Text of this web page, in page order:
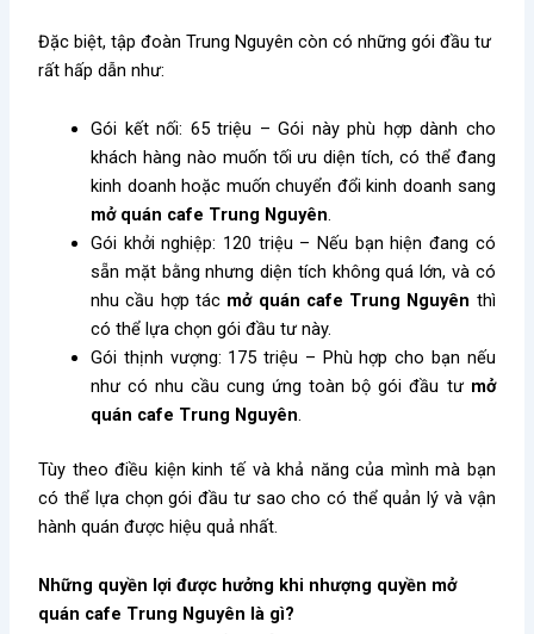
Đặc biệt, tập đoàn Trung Nguyên còn có những gói đầu tư
rất hấp dẫn như:
Gói kết nối: 65 triệu – Gói này phù hợp dành cho
khách hàng nào muốn tối ưu diện tích, có thể đang
kinh doanh hoặc muốn chuyển đổi kinh doanh sang
mở quán cafe Trung Nguyên.
Gói khởi nghiệp: 120 triệu – Nếu bạn hiện đang có
sẵn mặt bằng nhưng diện tích không quá lớn, và có
nhu cầu hợp tác mở quán cafe Trung Nguyên thì
có thể lựa chọn gói đầu tư này.
Gói thịnh vượng: 175 triệu – Phù hợp cho bạn nếu
như có nhu cầu cung ứng toàn bộ gói đầu tư mở
quán cafe Trung Nguyên.
Tùy theo điều kiện kinh tế và khả năng của mình mà bạn
có thể lựa chọn gói đầu tư sao cho có thể quản lý và vận
hành quán được hiệu quả nhất.
Những quyền lợi được hưởng khi nhượng quyền mở
quán cafe Trung Nguyên là gì?